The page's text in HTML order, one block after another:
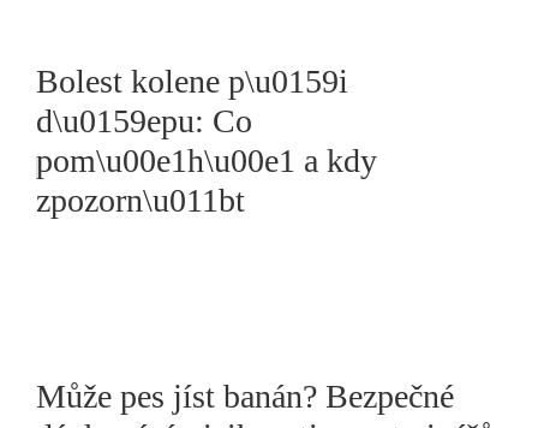
Bolest kolene p\u0159i
d\u0159epu: Co
pom\u00e1h\u00e1 a kdy
zpozorn\u011bt
Může pes jíst banán? Bezpečné